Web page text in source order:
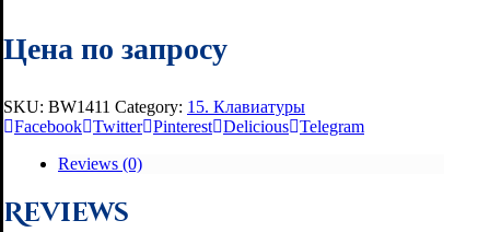
Цена по запросу
SKU: BW1411 Category: 15. Клавиатуры
Facebook Twitter Pinterest Delicious Telegram
Reviews (0)
Reviews